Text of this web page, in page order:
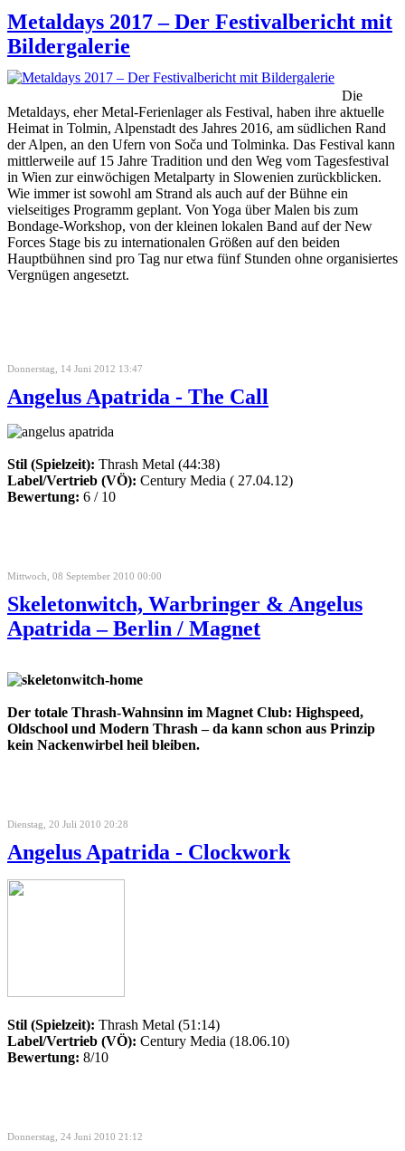
Metaldays 2017 – Der Festivalbericht mit
Bildergalerie
Die
Metaldays, eher Metal-Ferienlager als Festival, haben ihre aktuelle
Heimat in Tolmin, Alpenstadt des Jahres 2016, am südlichen Rand
der Alpen, an den Ufern von Soča und Tolminka. Das Festival kann
mittlerweile auf 15 Jahre Tradition und den Weg vom Tagesfestival
in Wien zur einwöchigen Metalparty in Slowenien zurückblicken.
Wie immer ist sowohl am Strand als auch auf der Bühne ein
vielseitiges Programm geplant. Von Yoga über Malen bis zum
Bondage-Workshop, von der kleinen lokalen Band auf der New
Forces Stage bis zu internationalen Größen auf den beiden
Hauptbühnen sind pro Tag nur etwa fünf Stunden ohne organisiertes
Vergnügen angesetzt.
Donnerstag, 14 Juni 2012 13:47
Angelus Apatrida - The Call
Stil (Spielzeit): Thrash Metal (44:38)
Label/Vertrieb (VÖ): Century Media ( 27.04.12)
Bewertung: 6 / 10
Mittwoch, 08 September 2010 00:00
Skeletonwitch, Warbringer & Angelus
Apatrida – Berlin / Magnet
Der totale Thrash-Wahnsinn im Magnet Club: Highspeed,
Oldschool und Modern Thrash – da kann schon aus Prinzip
kein Nackenwirbel heil bleiben.
Dienstag, 20 Juli 2010 20:28
Angelus Apatrida - Clockwork
Stil (Spielzeit): Thrash Metal (51:14)
Label/Vertrieb (VÖ): Century Media (18.06.10)
Bewertung: 8/10
Donnerstag, 24 Juni 2010 21:12